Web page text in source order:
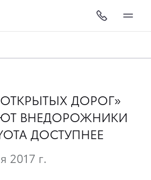
ДОРОГ»
ВНЕДОРОЖНИКИ
ДОСТУПНЕЕ
2017 г.